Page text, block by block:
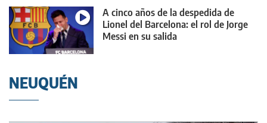
A cinco años de la despedida de
Lionel del Barcelona: el rol de Jorge
Messi en su salida
NEUQUÉN